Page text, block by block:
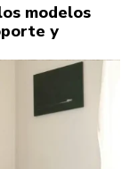
modelos
y